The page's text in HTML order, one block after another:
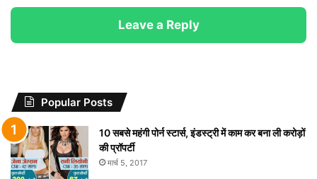
Leave a Reply
Popular Posts
10 सबसे महंगी पोर्न स्टार्स, इंडस्ट्री में काम कर बना ली करोड़ों
की प्रॉपर्टी
मार्च 5, 2017